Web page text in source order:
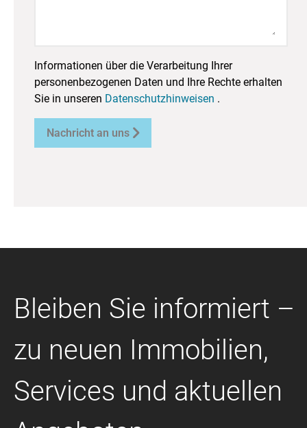
Informationen über die Verarbeitung Ihrer
personenbezogenen Daten und Ihre Rechte erhalten
Sie in unseren Datenschutzhinweisen .
Nachricht an uns 
Bleiben Sie informiert –
zu neuen Immobilien,
Services und aktuellen